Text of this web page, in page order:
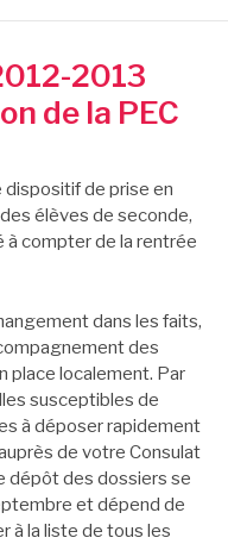
2013
de la PEC
dispositif de prise en
élèves de seconde,
compter de la rentrée
dans les faits,
des
place localement. Par
susceptibles de
à déposer rapidement
de votre Consulat
dépôt des dossiers se
et dépend de
à la liste de tous les